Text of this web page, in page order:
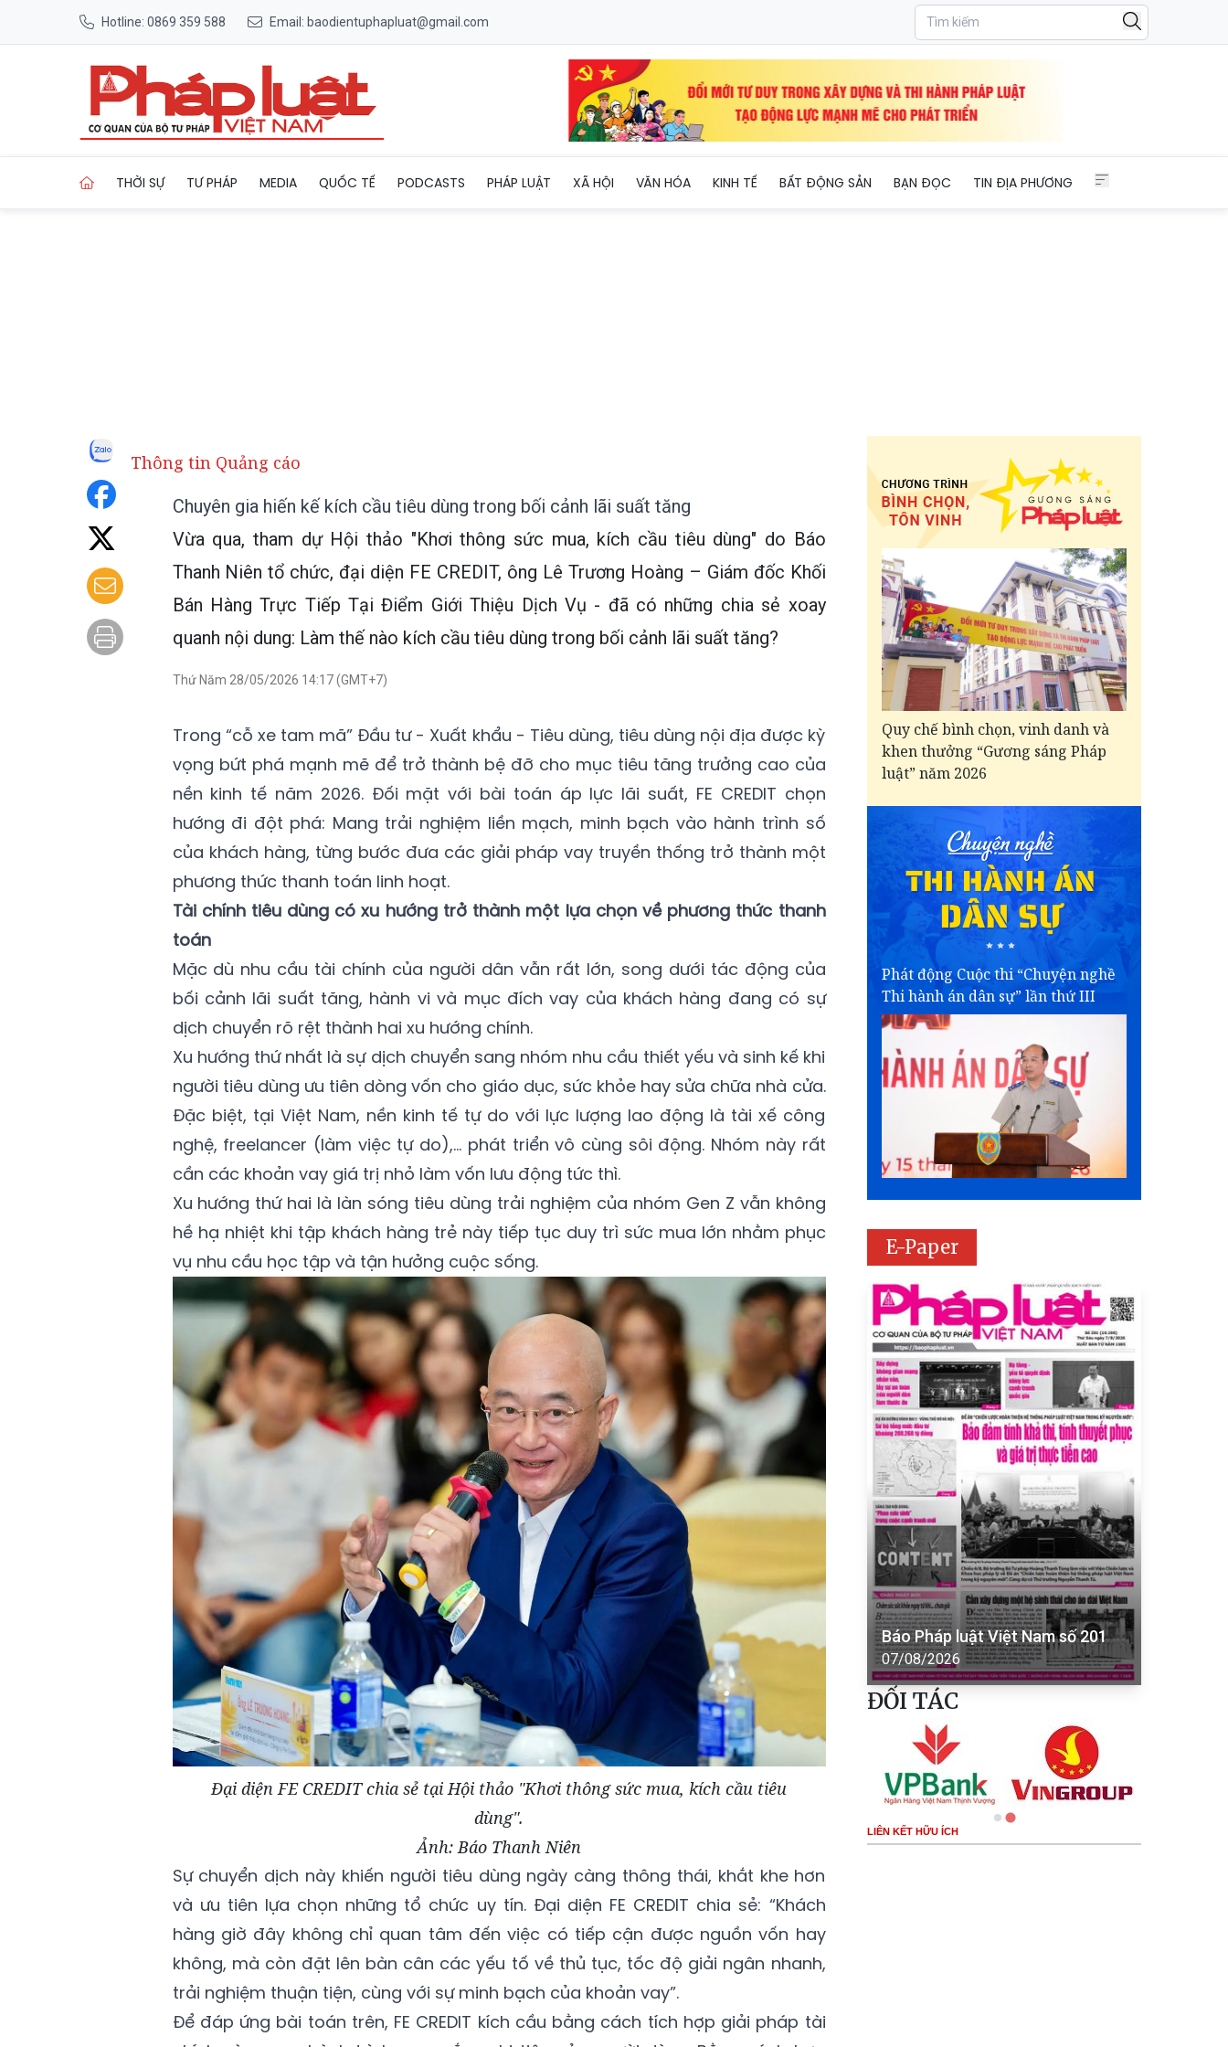
Hotline: 0869 359 588 Email: baodientuphapluat@gmail.com
THỜI SỰ TƯ PHÁP MEDIA QUỐC TẾ PODCASTS PHÁP LUẬT XÃ HỘI VĂN HÓA KINH TẾ BẤT ĐỘNG SẢN BẠN ĐỌC TIN ĐỊA PHƯƠNG
Thông tin Quảng cáo
Chuyên gia hiến kế kích cầu tiêu dùng trong bối cảnh lãi suất tăng
Vừa qua, tham dự Hội thảo "Khơi thông sức mua, kích cầu tiêu dùng" do Báo
Thanh Niên tổ chức, đại diện FE CREDIT, ông Lê Trương Hoàng – Giám đốc Khối
Bán Hàng Trực Tiếp Tại Điểm Giới Thiệu Dịch Vụ - đã có những chia sẻ xoay
quanh nội dung: Làm thế nào kích cầu tiêu dùng trong bối cảnh lãi suất tăng?
Thứ Năm 28/05/2026 14:17 (GMT+7)
Trong “cỗ xe tam mã” Đầu tư - Xuất khẩu - Tiêu dùng, tiêu dùng nội địa được kỳ
vọng bứt phá mạnh mẽ để trở thành bệ đỡ cho mục tiêu tăng trưởng cao của
nền kinh tế năm 2026. Đối mặt với bài toán áp lực lãi suất, FE CREDIT chọn
hướng đi đột phá: Mang trải nghiệm liền mạch, minh bạch vào hành trình số
của khách hàng, từng bước đưa các giải pháp vay truyền thống trở thành một
phương thức thanh toán linh hoạt.
Tài chính tiêu dùng có xu hướng trở thành một lựa chọn về phương thức thanh
toán
Mặc dù nhu cầu tài chính của người dân vẫn rất lớn, song dưới tác động của
bối cảnh lãi suất tăng, hành vi và mục đích vay của khách hàng đang có sự
dịch chuyển rõ rệt thành hai xu hướng chính.
Xu hướng thứ nhất là sự dịch chuyển sang nhóm nhu cầu thiết yếu và sinh kế khi
người tiêu dùng ưu tiên dòng vốn cho giáo dục, sức khỏe hay sửa chữa nhà cửa.
Đặc biệt, tại Việt Nam, nền kinh tế tự do với lực lượng lao động là tài xế công
nghệ, freelancer (làm việc tự do),… phát triển vô cùng sôi động. Nhóm này rất
cần các khoản vay giá trị nhỏ làm vốn lưu động tức thì.
Xu hướng thứ hai là làn sóng tiêu dùng trải nghiệm của nhóm Gen Z vẫn không
hề hạ nhiệt khi tập khách hàng trẻ này tiếp tục duy trì sức mua lớn nhằm phục
vụ nhu cầu học tập và tận hưởng cuộc sống.
Đại diện FE CREDIT chia sẻ tại Hội thảo "Khơi thông sức mua, kích cầu tiêu
dùng".
Ảnh: Báo Thanh Niên
Sự chuyển dịch này khiến người tiêu dùng ngày càng thông thái, khắt khe hơn
và ưu tiên lựa chọn những tổ chức uy tín. Đại diện FE CREDIT chia sẻ: “Khách
hàng giờ đây không chỉ quan tâm đến việc có tiếp cận được nguồn vốn hay
không, mà còn đặt lên bàn cân các yếu tố về thủ tục, tốc độ giải ngân nhanh,
trải nghiệm thuận tiện, cùng với sự minh bạch của khoản vay”.
Để đáp ứng bài toán trên, FE CREDIT kích cầu bằng cách tích hợp giải pháp tài
Quy chế bình chọn, vinh danh và
khen thưởng “Gương sáng Pháp
luật” năm 2026
Phát động Cuộc thi “Chuyện nghề
Thi hành án dân sự” lần thứ III
E-Paper
Báo Pháp luật Việt Nam số 201
07/08/2026
ĐỐI TÁC
LIÊN KẾT HỮU ÍCH